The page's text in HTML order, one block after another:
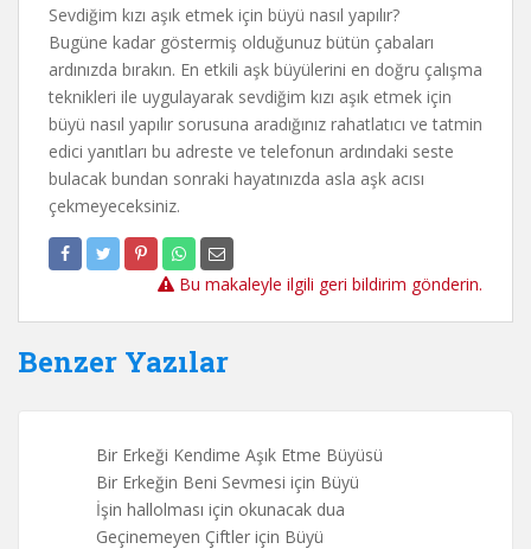
Sevdiğim kızı aşık etmek için büyü nasıl yapılır?
Bugüne kadar göstermiş olduğunuz bütün çabaları
ardınızda bırakın. En etkili aşk büyülerini en doğru çalışma
teknikleri ile uygulayarak sevdiğim kızı aşık etmek için
büyü nasıl yapılır sorusuna aradığınız rahatlatıcı ve tatmin
edici yanıtları bu adreste ve telefonun ardındaki seste
bulacak bundan sonraki hayatınızda asla aşk acısı
çekmeyeceksiniz.
Bu makaleyle ilgili geri bildirim gönderin.
Benzer Yazılar
Bir Erkeği Kendime Aşık Etme Büyüsü
Bir Erkeğin Beni Sevmesi için Büyü
İşin hallolması için okunacak dua
Geçinemeyen Çiftler için Büyü